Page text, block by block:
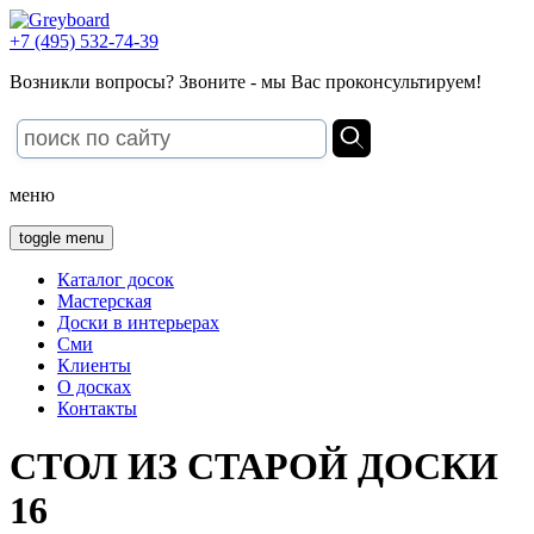
+7 (495) 532-74-39
Возникли вопросы? Звоните - мы Вас проконсультируем!
меню
toggle menu
Каталог досок
Мастерская
Доски в интерьерах
Сми
Клиенты
О досках
Контакты
СТОЛ ИЗ СТАРОЙ ДОСКИ
16